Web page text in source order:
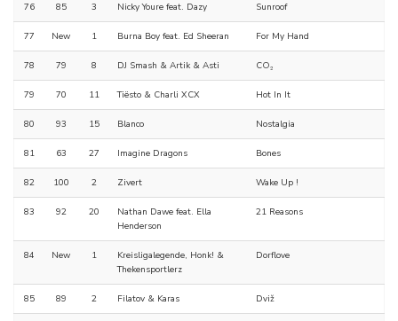
76 85 3 Nicky Youre feat. Dazy Sunroof
77 New 1 Burna Boy feat. Ed Sheeran For My Hand
78 79 8 DJ Smash & Artik & Asti CO₂
79 70 11 Tiësto & Charli XCX Hot In It
80 93 15 Blanco Nostalgia
81 63 27 Imagine Dragons Bones
82 100 2 Zivert Wake Up !
83 92 20
Nathan Dawe feat. Ella
Henderson
21 Reasons
84 New 1
Kreisligalegende, Honk! &
Thekensportlerz
Dorflove
85 89 2 Filatov & Karas Dviž